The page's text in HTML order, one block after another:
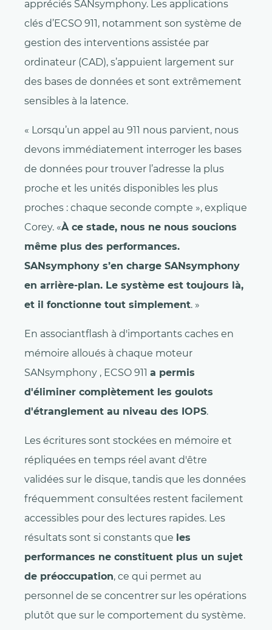
appréciés SANsymphony. Les applications
clés d’ECSO 911, notamment son système de
gestion des interventions assistée par
ordinateur (CAD), s’appuient largement sur
des bases de données et sont extrêmement
sensibles à la latence.
« Lorsqu’un appel au 911 nous parvient, nous
devons immédiatement interroger les bases
de données pour trouver l’adresse la plus
proche et les unités disponibles les plus
proches : chaque seconde compte », explique
Corey. «À ce stade, nous ne nous soucions
même plus des performances.
SANsymphony s’en charge SANsymphony
en arrière-plan. Le système est toujours là,
et il fonctionne tout simplement. »
En associantflash à d'importants caches en
mémoire alloués à chaque moteur
SANsymphony , ECSO 911 a permis
d'éliminer complètement les goulots
d'étranglement au niveau des IOPS.
Les écritures sont stockées en mémoire et
répliquées en temps réel avant d'être
validées sur le disque, tandis que les données
fréquemment consultées restent facilement
accessibles pour des lectures rapides. Les
résultats sont si constants que les
performances ne constituent plus un sujet
de préoccupation, ce qui permet au
personnel de se concentrer sur les opérations
plutôt que sur le comportement du système.